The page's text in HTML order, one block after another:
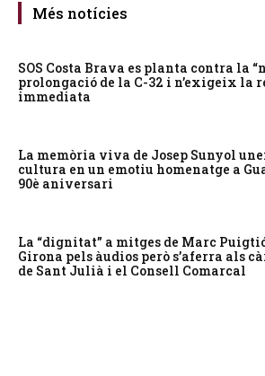
Més notícies
SOS Costa Brava es planta contra la
prolongació de la C-32 i n’exigeix la
immediata
La memòria viva de Josep Sunyol
cultura en un emotiu homenatge a
90è aniversari
La “dignitat” a mitges de Marc
Girona pels àudios però s’aferra als
de Sant Julià i el Consell Comarcal